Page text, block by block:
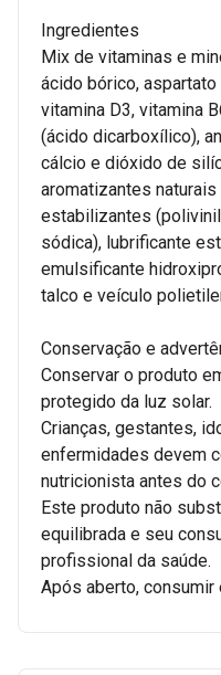
Ingredientes
Mix de vitaminas e
ácido bórico,
vitamina D3, vitamina
(ácido dicarboxílico),
cálcio e dióxido de
aromatizantes
estabilizantes
sódica), lubrificante
emulsificante
talco e veículo
Conservação e
Conservar o produto
protegido da luz solar.
Crianças, gestantes,
enfermidades devem
nutricionista antes do
Este produto não
equilibrada e seu
profissional da saúde.
Após aberto, consumir